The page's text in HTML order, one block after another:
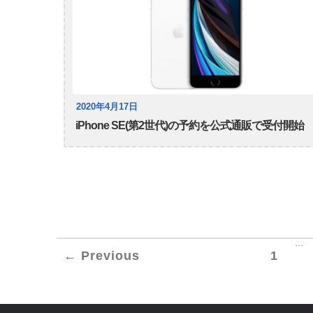
2020年4月17日
iPhone SE(第2世代)の予約を公式通販で受付開始
← Previous 1
...